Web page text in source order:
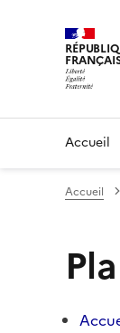
Accueil
Accueil